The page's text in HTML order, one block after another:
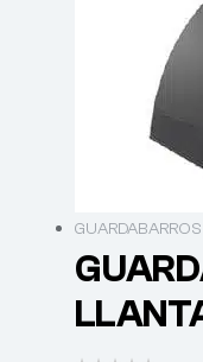
GUARDABARROS